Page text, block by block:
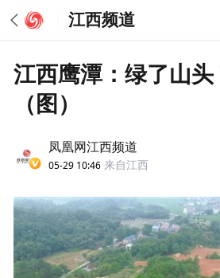
江西频道
江西鹰潭：绿了山头
（图）
凤凰网江西频道
05-29 10:46 来自江西